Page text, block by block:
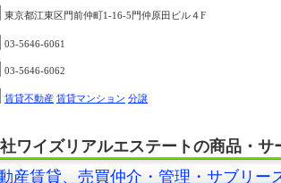
東京都江東区門前仲町1-16-5門仲原田ビル４F
03-5646-6061
03-5646-6062
賃貸不動産 賃貸マンション 分譲
ワイズリアルエステートの商品・サ
産賃貸、売買仲介・管理・サブリー